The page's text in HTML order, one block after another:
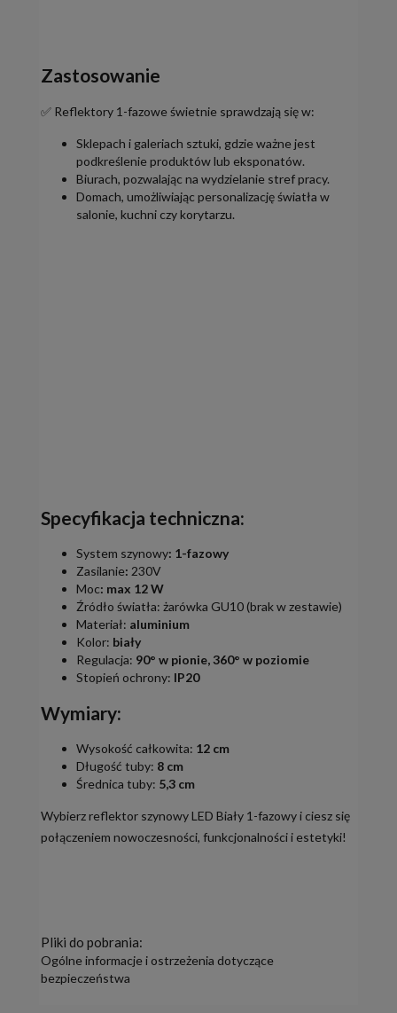
Zastosowanie
✅ Reflektory 1-fazowe świetnie sprawdzają się w:
Sklepach i galeriach sztuki, gdzie ważne jest
podkreślenie produktów lub eksponatów.
Biurach, pozwalając na wydzielanie stref pracy.
Domach, umożliwiając personalizację światła w
salonie, kuchni czy korytarzu.
Specyfikacja techniczna:
System szynowy: 1-fazowy
Zasilanie: 230V
Moc: max 12 W
Źródło światła: żarówka GU10 (brak w zestawie)
Materiał: aluminium
Kolor: biały
Regulacja: 90° w pionie, 360° w poziomie
Stopień ochrony: IP20
Wymiary:
Wysokość całkowita: 12 cm
Długość tuby: 8 cm
Średnica tuby: 5,3 cm
Wybierz reflektor szynowy LED Biały 1-fazowy i ciesz się
połączeniem nowoczesności, funkcjonalności i estetyki!
Pliki do pobrania:
Ogólne informacje i ostrzeżenia dotyczące
bezpieczeństwa